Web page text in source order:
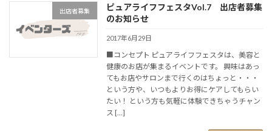
出店者募集
ピュアライフフェスタVol.7 出店者募集
のお知らせ
2017年6月29日
■コンセプト ピュアライフフェスタは、美容と
健康のお店が集まるイベントです。 興味はあっ
てもお店やサロンまで行くのはちょっと・・・
という方や、いつもよりお得にケアしてもらい
たい！ という方も気軽に体験できちゃうチャン
ス […]